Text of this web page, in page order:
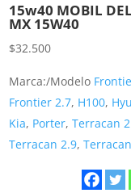
15w40 MOBIL
MX 15W40
$32.500
Marca:/Modelo
Frontier 2.7, H100,
Kia, Porter,Terracan
Terracan 2.9,